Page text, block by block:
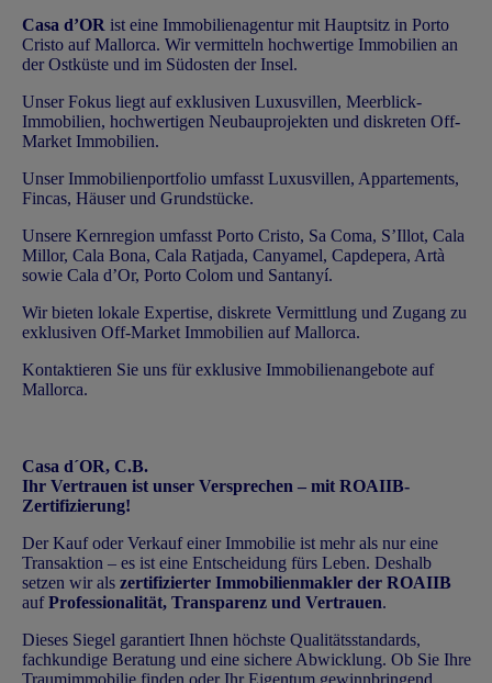
Casa d’OR ist eine Immobilienagentur mit Hauptsitz in Porto
Cristo auf Mallorca. Wir vermitteln hochwertige Immobilien an
der Ostküste und im Südosten der Insel.
Unser Fokus liegt auf exklusiven Luxusvillen, Meerblick-
Immobilien, hochwertigen Neubauprojekten und diskreten Off-
Market Immobilien.
Unser Immobilienportfolio umfasst Luxusvillen, Appartements,
Fincas, Häuser und Grundstücke.
Unsere Kernregion umfasst Porto Cristo, Sa Coma, S’Illot, Cala
Millor, Cala Bona, Cala Ratjada, Canyamel, Capdepera, Artà
sowie Cala d’Or, Porto Colom und Santanyí.
Wir bieten lokale Expertise, diskrete Vermittlung und Zugang zu
exklusiven Off-Market Immobilien auf Mallorca.
Kontaktieren Sie uns für exklusive Immobilienangebote auf
Mallorca.
Casa d´OR, C.B.
Ihr Vertrauen ist unser Versprechen – mit ROAIIB-
Zertifizierung!
Der Kauf oder Verkauf einer Immobilie ist mehr als nur eine
Transaktion – es ist eine Entscheidung fürs Leben. Deshalb
setzen wir als zertifizierter Immobilienmakler der ROAIIB
aufProfessionalität, Transparenz und Vertrauen.
Dieses Siegel garantiert Ihnen höchste Qualitätsstandards,
fachkundige Beratung und eine sichere Abwicklung. Ob Sie Ihre
Traumimmobilie finden oder Ihr Eigentum gewinnbringend